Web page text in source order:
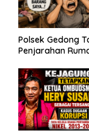
Polsek Gedong
Penjarahan